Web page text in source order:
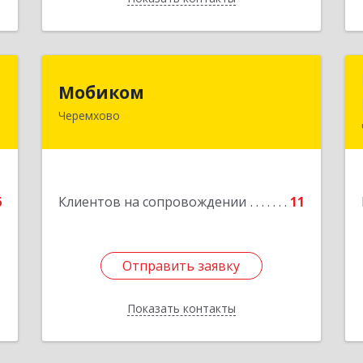
Мобиком
Черемхово
Клиентов на сопровождении 11
Отправить заявку
Показать контакты
Отправить заявку
Назад